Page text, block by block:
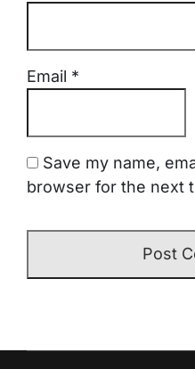
Email *
Save my name,
browser for the next